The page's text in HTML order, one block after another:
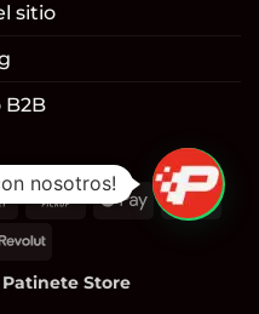
sitio
B2B
Cash
Delivery
Cash
Google
Pay
Revolut
Patinete Store
nosotros!
1